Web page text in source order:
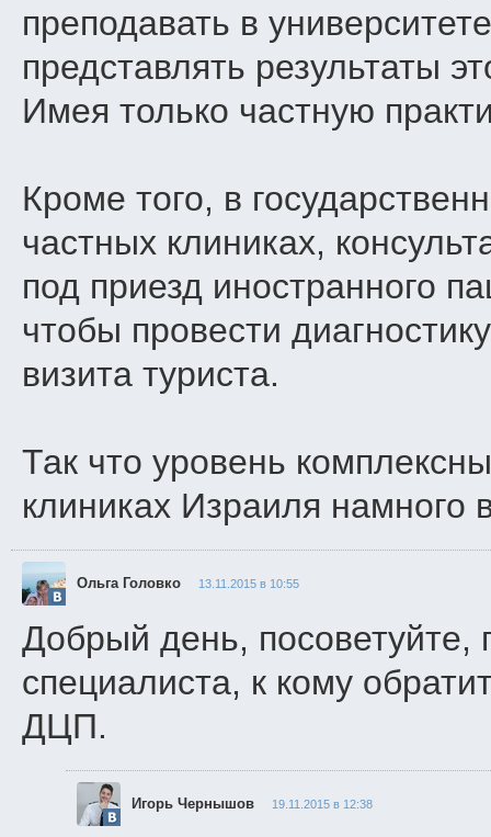
преподавать в
представлять результаты
Имея только частную
Кроме того, в
частных клиниках,
под приезд иностранного
чтобы провести
визита туриста.
Так что уровень
клиниках Израиля
Ольга Головко 13.11.2015 в 10:55
Добрый день, посоветуйте,
специалиста, к кому
ДЦП.
Игорь Чернышов 19.11.2015 в 12:38